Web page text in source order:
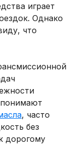
играет
Однако
что
, часто
без
дорогому